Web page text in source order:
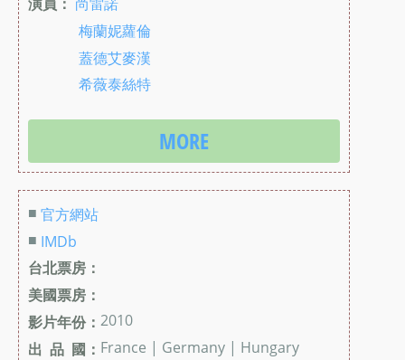
梅蘭妮蘿倫
蓋德艾麥漢
希薇泰絲特
MORE
■ 官方網站
■ IMDb
台北票房：
美國票房：
影片年份： 2010
出 品 國： France | Germany | Hungary